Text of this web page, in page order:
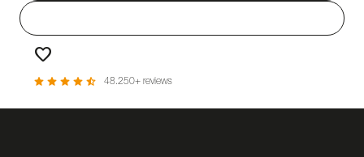
favorite
star star star star star_half 48.250+ reviews